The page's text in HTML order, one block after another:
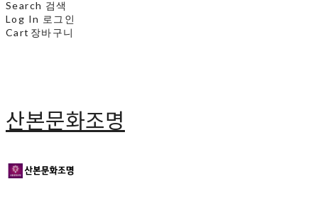
Search 검색
Log In 로그인
Cart 장바구니
산본문화조명